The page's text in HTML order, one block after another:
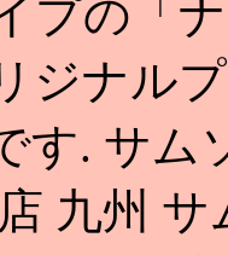
プの「
ジナル
す. サ
九州